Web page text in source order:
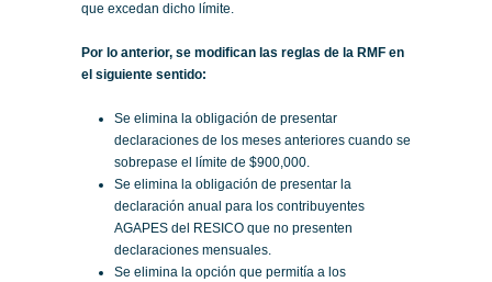
que excedan dicho límite.
Por lo anterior, se modifican las reglas de la RMF en
el siguiente sentido:
Se elimina la obligación de presentar
declaraciones de los meses anteriores cuando se
sobrepase el límite de $900,000.
Se elimina la obligación de presentar la
declaración anual para los contribuyentes
AGAPES del RESICO que no presenten
declaraciones mensuales.
Se elimina la opción que permitía a los